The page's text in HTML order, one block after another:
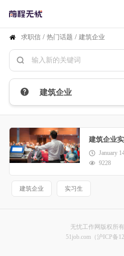
求职信 / 热门话题 / 建筑企业
建筑企业
建筑企业
January
9228
建筑企业 实习生
无忧工作网版权所
51job.com（沪ICP备